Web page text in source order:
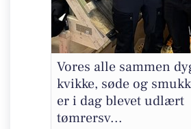
Vores alle sammen
kvikke, søde og
er i dag blevet udlært
tømrersv...